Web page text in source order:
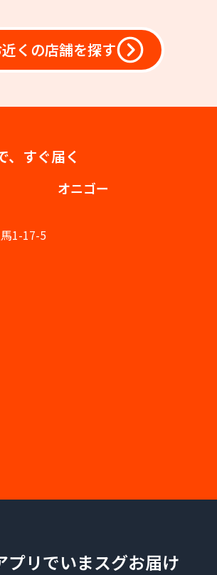
くの店舗を探す
、すぐ届く
オニゴー
1-17-5
プリでいまスグお届け